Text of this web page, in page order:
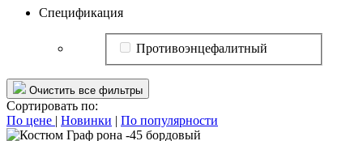
Спецификация
Противоэнцефалитный
Очистить все фильтры
Сортировать по:
По цене | Новинки | По популярности